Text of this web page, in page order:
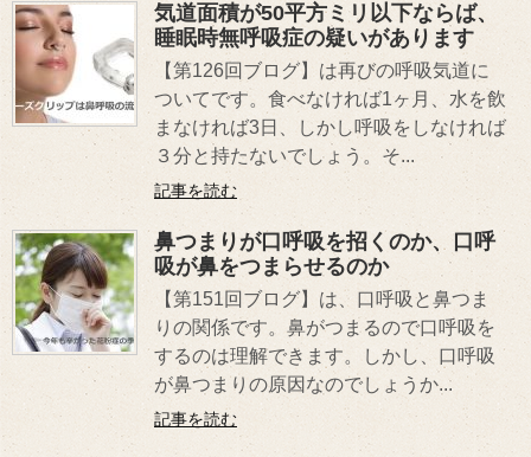
気道面積が50平方ミリ以下ならば、
睡眠時無呼吸症の疑いがあります
【第126回ブログ】は再びの呼吸気道に
ついてです。食べなければ1ヶ月、水を飲
まなければ3日、しかし呼吸をしなければ
３分と持たないでしょう。そ...
記事を読む
鼻つまりが口呼吸を招くのか、口呼
吸が鼻をつまらせるのか
【第151回ブログ】は、口呼吸と鼻つま
りの関係です。鼻がつまるので口呼吸を
するのは理解できます。しかし、口呼吸
が鼻つまりの原因なのでしょうか...
記事を読む